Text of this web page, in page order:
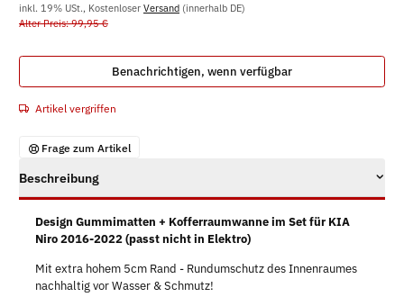
inkl. 19% USt., Kostenloser Versand (innerhalb DE)
Alter Preis: 99,95 €
Benachrichtigen, wenn verfügbar
Artikel vergriffen
Frage zum Artikel
Beschreibung
Design Gummimatten + Kofferraumwanne im Set für KIA
Niro 2016-2022 (passt nicht in Elektro)
Mit extra hohem 5cm Rand - Rundumschutz des Innenraumes
nachhaltig vor Wasser & Schmutz!